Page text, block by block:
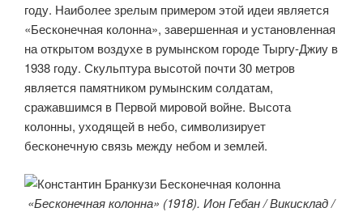
году. Наиболее зрелым примером этой идеи является
«Бесконечная колонна», завершенная и установленная
на открытом воздухе в румынском городе Тыргу-Джиу в
1938 году. Скульптура высотой почти 30 метров
является памятником румынским солдатам,
сражавшимся в Первой мировой войне. Высота
колонны, уходящей в небо, символизирует
бесконечную связь между небом и землей.
«Бесконечная колонна» (1918). Ион Гебан / Викисклад /